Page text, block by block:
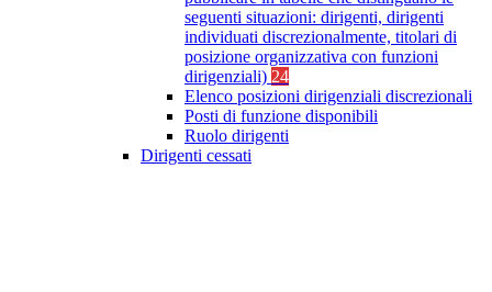
seguenti situazioni: dirigenti, dirigenti
individuati discrezionalmente, titolari di
posizione organizzativa con funzioni
dirigenziali) 24
Elenco posizioni dirigenziali discrezionali
Posti di funzione disponibili
Ruolo dirigenti
Dirigenti cessati